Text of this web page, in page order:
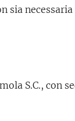
sia
S.C., con